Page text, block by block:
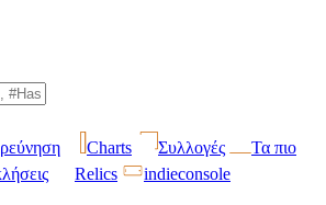
Charts Συλλογές
Τα πιο
Relics
indieconsole